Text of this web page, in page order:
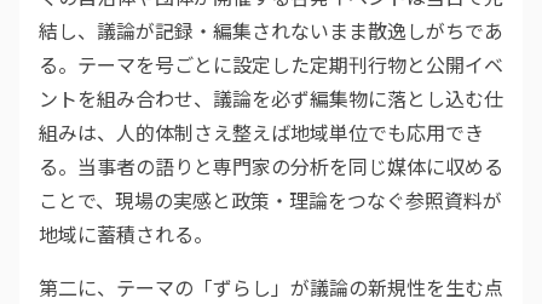
結し、議論が記録・編集されないまま散逸しがちであ
る。テーマを号ごとに設定した定期刊行物と公開イベ
ントを組み合わせ、議論を必ず編集物に落とし込む仕
組みは、人的体制さえ整えば地域単位でも応用でき
る。当事者の語りと専門家の分析を同じ媒体に収める
ことで、現場の実感と政策・理論をつなぐ参照資料が
地域に蓄積される。
第二に、テーマの「ずらし」が議論の新規性を生む点